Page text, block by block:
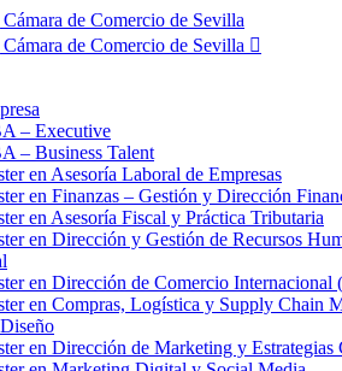
– Executive
– Business Talent
en Asesoría Laboral de Empresas
en Finanzas – Gestión y Dirección
en Asesoría Fiscal y Práctica Tributaria
en Dirección y Gestión de Recursos
en Dirección de Comercio
en Compras, Logística y Supply Chain
en Dirección de Marketing y Estrategias